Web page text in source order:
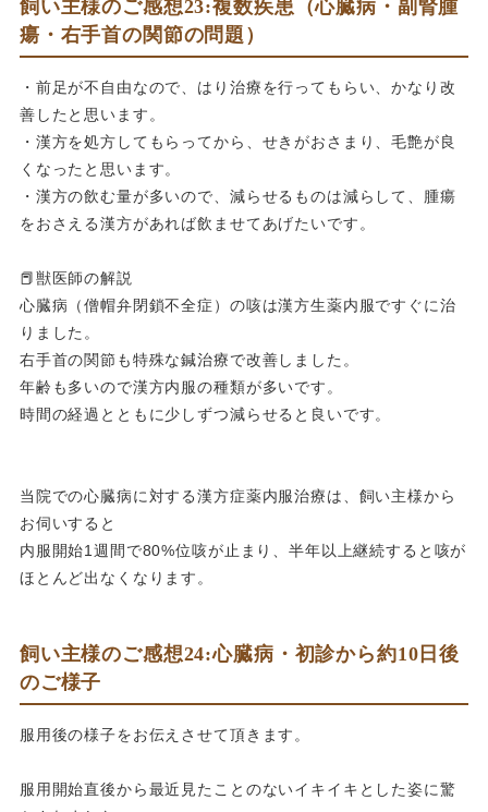
飼い主様のご感想23:複数疾患（心臓病・副腎腫
瘍・右手首の関節の問題）
・前足が不自由なので、はり治療を行ってもらい、かなり改
善したと思います。
・漢方を処方してもらってから、せきがおさまり、毛艶が良
くなったと思います。
・漢方の飲む量が多いので、減らせるものは減らして、腫瘍
をおさえる漢方があれば飲ませてあげたいです。
📕獣医師の解説
心臓病（僧帽弁閉鎖不全症）の咳は漢方生薬内服ですぐに治
りました。
右手首の関節も特殊な鍼治療で改善しました。
年齢も多いので漢方内服の種類が多いです。
時間の経過とともに少しずつ減らせると良いです。
当院での心臓病に対する漢方症薬内服治療は、飼い主様から
お伺いすると
内服開始1週間で80%位咳が止まり、半年以上継続すると咳が
ほとんど出なくなります。
飼い主様のご感想24:心臓病・初診から約10日後
のご様子
服用後の様子をお伝えさせて頂きます。
服用開始直後から最近見たことのないイキイキとした姿に驚